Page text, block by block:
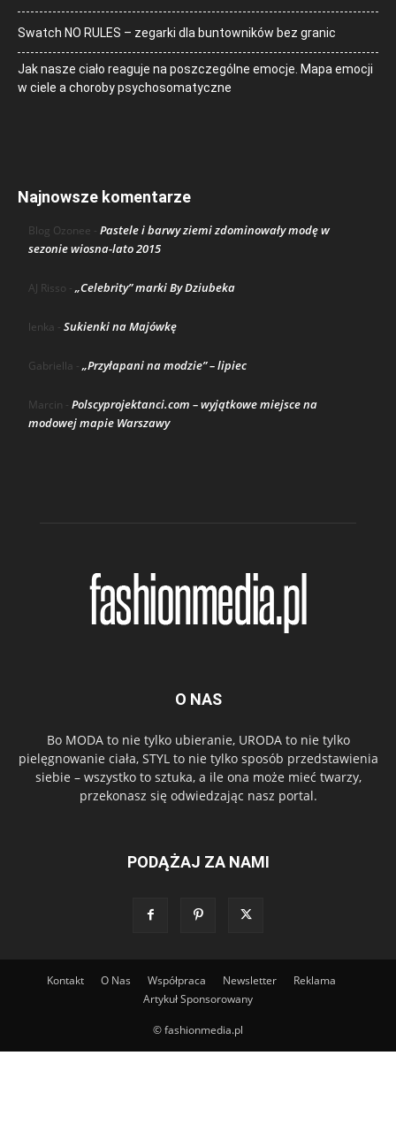
Swatch NO RULES – zegarki dla buntowników bez granic
Jak nasze ciało reaguje na poszczególne emocje. Mapa emocji
w ciele a choroby psychosomatyczne
Najnowsze komentarze
Blog Ozonee - Pastele i barwy ziemi zdominowały modę w
sezonie wiosna-lato 2015
AJ Risso - „Celebrity” marki By Dziubeka
lenka - Sukienki na Majówkę
Gabriella - „Przyłapani na modzie” – lipiec
Marcin - Polscyprojektanci.com – wyjątkowe miejsce na
modowej mapie Warszawy
O NAS
Bo MODA to nie tylko ubieranie, URODA to nie tylko
pielęgnowanie ciała, STYL to nie tylko sposób przedstawienia
siebie – wszystko to sztuka, a ile ona może mieć twarzy,
przekonasz się odwiedzając nasz portal.
PODĄŻAJ ZA NAMI
Kontakt O Nas Współpraca Newsletter
Reklama
Artykuł Sponsorowany
© fashionmedia.pl